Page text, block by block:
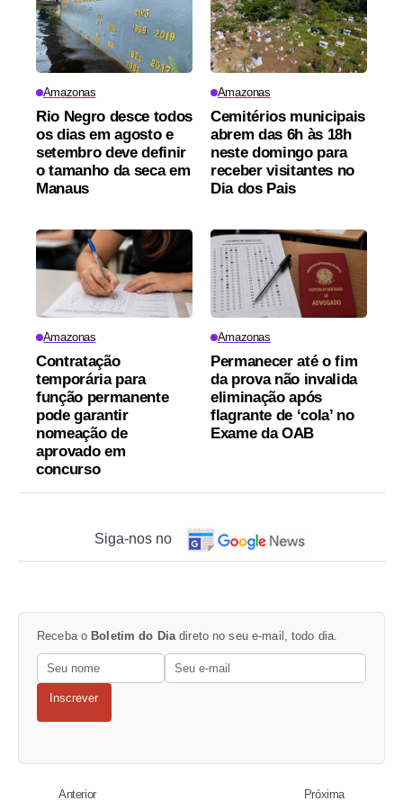
Amazonas
Rio Negro desce todos
os dias em agosto e
setembro deve definir
o tamanho da seca em
Manaus
Amazonas
Cemitérios municipais
abrem das 6h às 18h
neste domingo para
receber visitantes no
Dia dos Pais
Amazonas
Contratação
temporária para
função permanente
pode garantir
nomeação de
aprovado em
concurso
Amazonas
Permanecer até o fim
da prova não invalida
eliminação após
flagrante de ‘cola’ no
Exame da OAB
Siga-nos no
Receba o Boletim do Dia direto no seu e-mail, todo dia.
Inscrever
Anterior Próxima